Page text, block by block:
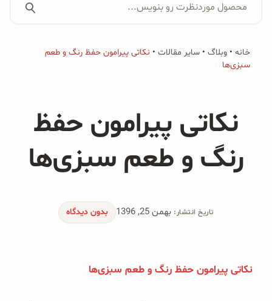
برای:
جستجو...
پکیج‌ها
محصولات جو دوسر
پودر کیک جو دوسر
محصول موردنظرت رو بنویس...
خانه • وبلاگ • سایر مقالات • نکاتی پیرامون حفظ رنگ و طعم
سبزی‌ها
نکاتی پیرامون حفظ
رنگ و طعم سبزی‌ها
تاریخ انتشار: بهمن 25, 1396 بدون دیدگاه
نکاتی پیرامون حفظ رنگ و طعم سبزی‌ها